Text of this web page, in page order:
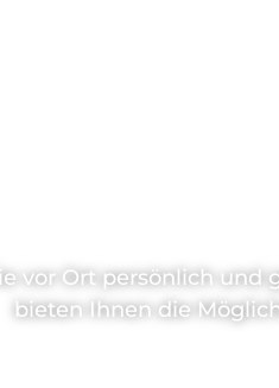
vor Ort persönlich
bieten Ihnen die